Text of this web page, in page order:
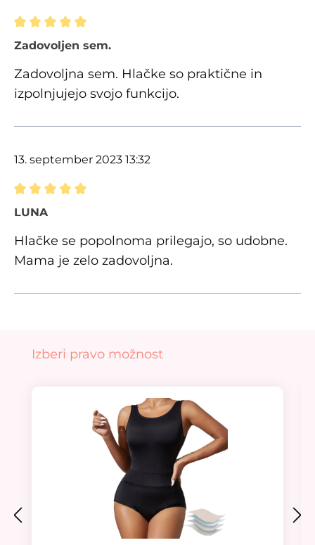
Ocena z oceno 5 od 5 zvezdic
Zadovoljen sem.
Zadovoljna sem. Hlačke so praktične in
izpolnjujejo svojo funkcijo.
13. september 2023 13:32
Ocena z oceno 5 od 5 zvezdic
LUNA
Hlačke se popolnoma prilegajo, so udobne.
Mama je zelo zadovoljna.
Preskoči galerijo izdelkov
Izberi pravo možnost